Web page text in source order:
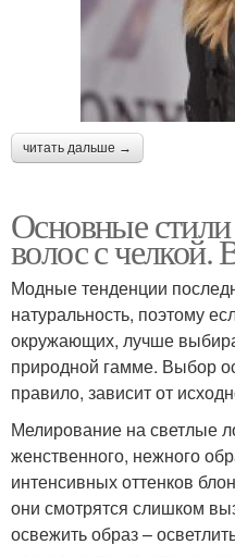
читать дальше →
Основные
волос с челкой.
Модные тенденции
натуральность, поэтому
окружающих, лучше
природной гамме. Выбор
правило, зависит от
Мелирование на светлые
женственного, нежного
интенсивных оттенков
они смотрятся слишком
освежить образ –